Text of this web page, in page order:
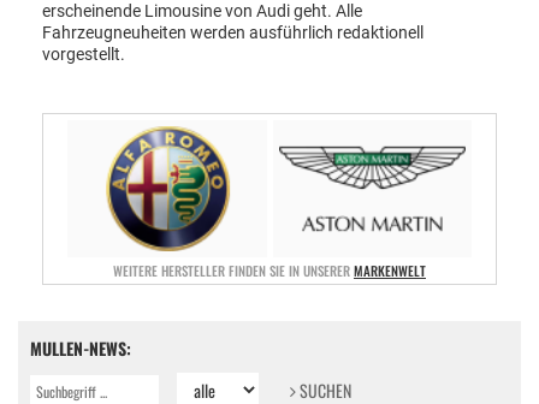
erscheinende Limousine von Audi geht. Alle
Fahrzeugneuheiten werden ausführlich redaktionell
vorgestellt.
WEITERE HERSTELLER FINDEN SIE IN UNSERERMARKENWELT
MULLEN-NEWS:
SUCHEN